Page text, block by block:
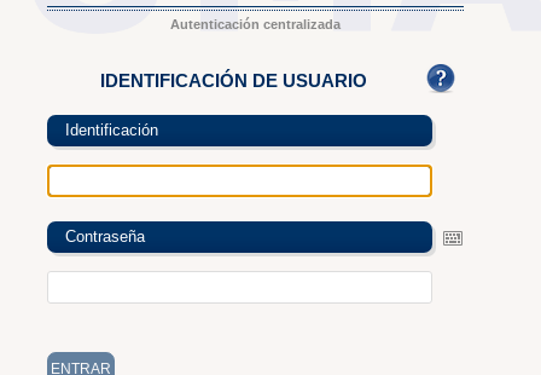
Autenticación centralizada
IDENTIFICACIÓN DE USUARIO
Identificación
Contraseña